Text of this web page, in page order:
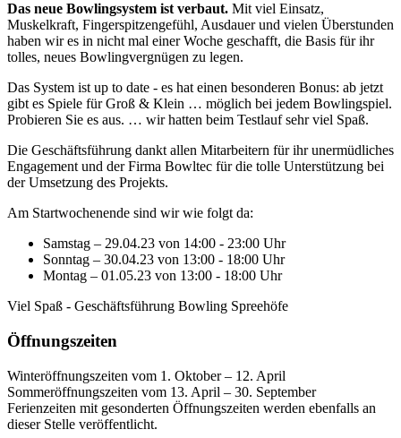
Das neue Bowlingsystem ist verbaut. Mit viel Einsatz,
Muskelkraft, Fingerspitzengefühl, Ausdauer und vielen Überstunden
haben wir es in nicht mal einer Woche geschafft, die Basis für ihr
tolles, neues Bowlingvergnügen zu legen.
Das System ist up to date - es hat einen besonderen Bonus: ab jetzt
gibt es Spiele für Groß & Klein … möglich bei jedem Bowlingspiel.
Probieren Sie es aus. … wir hatten beim Testlauf sehr viel Spaß.
Die Geschäftsführung dankt allen Mitarbeitern für ihr unermüdliches
Engagement und der Firma Bowltec für die tolle Unterstützung bei
der Umsetzung des Projekts.
Am Startwochenende sind wir wie folgt da:
Samstag – 29.04.23 von 14:00 - 23:00 Uhr
Sonntag – 30.04.23 von 13:00 - 18:00 Uhr
Montag – 01.05.23 von 13:00 - 18:00 Uhr
Viel Spaß - Geschäftsführung Bowling Spreehöfe
Öffnungszeiten
Winteröffnungszeiten vom 1. Oktober – 12. April
Sommeröffnungszeiten vom 13. April – 30. September
Ferienzeiten mit gesonderten Öffnungszeiten werden ebenfalls an
dieser Stelle veröffentlicht.